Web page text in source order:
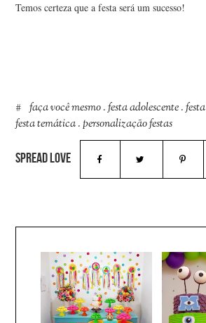
Temos certeza que a festa será um sucesso!
faça você mesmo.festa adolescente.
festa temática.personalização festas